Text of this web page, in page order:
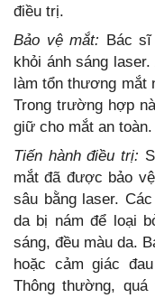
điều trị.
Bảo vệ mắt: Bác
khỏi ánh sáng
làm tổn thương mắt
Trong trường hợp
giữ cho mắt an toàn.
Tiến hành điều trị:
mắt đã được bảo
sâu bằng laser.
da bị nám để loại
sáng, đều màu da.
hoặc cảm giác
Thông thường,